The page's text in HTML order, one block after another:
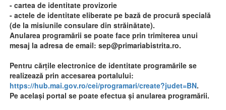
- cartea de identitate provizorie
- actele de identitate eliberate pe bază de procură specială
(de la misiunile consulare din străinătate).
Anularea programării se poate face prin trimiterea unui
mesaj la adresa de email: sep@primariabistrita.ro.
Pentru cărțile electronice de identitate programările se
realizează prin accesarea portalului:
https://hub.mai.gov.ro/cei/programari/create?judet=BN.
Pe același portal se poate efectua și anularea programării.